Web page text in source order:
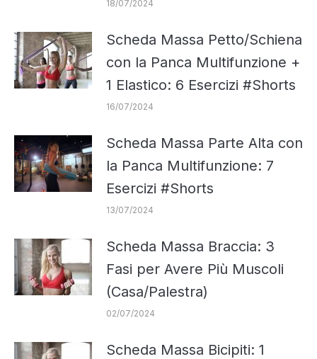
18/07/2024
Scheda Massa Petto/Schiena
con la Panca Multifunzione +
1 Elastico: 6 Esercizi #Shorts
16/07/2024
Scheda Massa Parte Alta con
la Panca Multifunzione: 7
Esercizi #Shorts
13/07/2024
Scheda Massa Braccia: 3
Fasi per Avere Più Muscoli
(Casa/Palestra)
02/07/2024
Scheda Massa Bicipiti: 1